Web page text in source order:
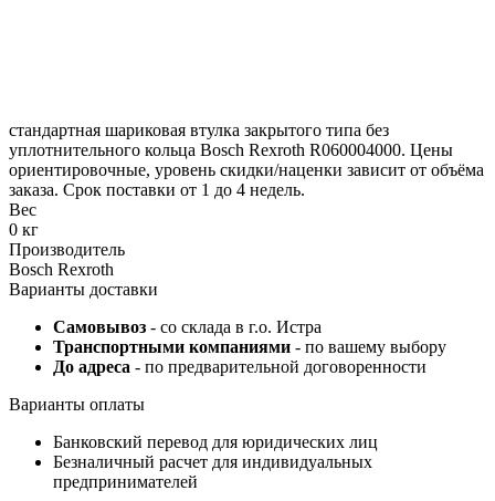
стандартная шариковая втулка закрытого типа без
уплотнительного кольца Bosch Rexroth R060004000. Цены
ориентировочные, уровень скидки/наценки зависит от объёма
заказа. Срок поставки от 1 до 4 недель.
Вес
0 кг
Производитель
Bosch Rexroth
Варианты доставки
Самовывоз - со склада в г.о. Истра
Транспортными компаниями - по вашему выбору
До адреса - по предварительной договоренности
Варианты оплаты
Банковский перевод для юридических лиц
Безналичный расчет для индивидуальных
предпринимателей